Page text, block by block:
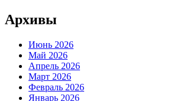
Архивы
Июнь 2026
Май 2026
Апрель 2026
Март 2026
Февраль 2026
Январь 2026